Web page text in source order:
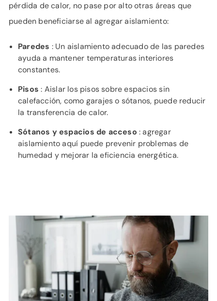
pérdida de calor, no pase por alto otras áreas que
pueden beneficiarse al agregar aislamiento:
Paredes : Un aislamiento adecuado de las paredes
ayuda a mantener temperaturas interiores
constantes.
Pisos : Aislar los pisos sobre espacios sin
calefacción, como garajes o sótanos, puede reducir
la transferencia de calor.
Sótanos y espacios de acceso : agregar
aislamiento aquí puede prevenir problemas de
humedad y mejorar la eficiencia energética.